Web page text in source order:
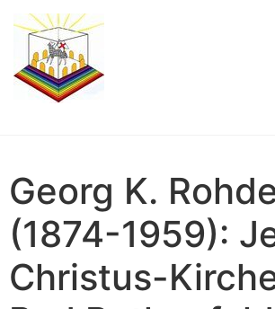
Georg K.
(1874-1959):
Christus-